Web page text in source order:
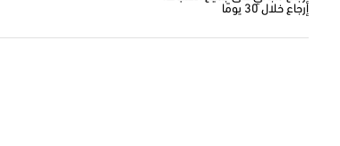
إرجاع خلال 30 يومًا